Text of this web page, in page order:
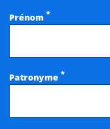
Prénom *
Patronyme *